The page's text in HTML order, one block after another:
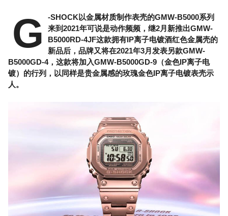
G
-SHOCK以金属材质制作表壳的GMW-B5000系列
来到2021年可说是动作频频，继2月新推出GMW-
B5000RD-4JF这款拥有IP离子电镀酒红色金属壳的
新品后，品牌又将在2021年3月发表另款GMW-
B5000GD-4，这款将加入GMW-B5000GD-9（金色IP离子电
镀）的行列，以同样是贵金属感的玫瑰金色IP离子电镀表壳示
人。